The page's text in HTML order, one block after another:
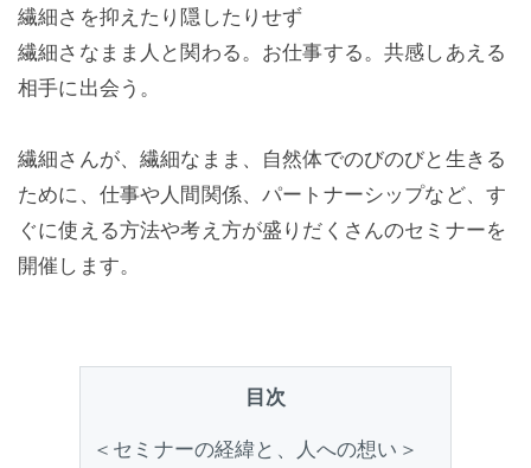
繊細さを抑えたり隠したりせず
繊細さなまま人と関わる。お仕事する。共感しあえる
相手に出会う。
繊細さんが、繊細なまま、自然体でのびのびと生きる
ために、仕事や人間関係、パートナーシップなど、す
ぐに使える方法や考え方が盛りだくさんのセミナーを
開催します。
目次
＜セミナーの経緯と、人への想い＞